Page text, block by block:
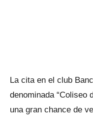
La cita en el club
denominada “Coliseo
una gran chance de